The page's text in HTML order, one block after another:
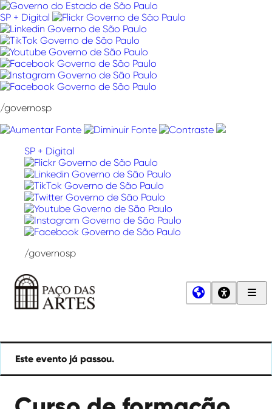
Pular
para
o
conteúdo
SP + Digital
/governosp
SP + Digital
/governosp
Artes
Este evento já passou.